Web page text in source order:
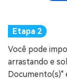
Você pode
arrastando e
Documento(s)"